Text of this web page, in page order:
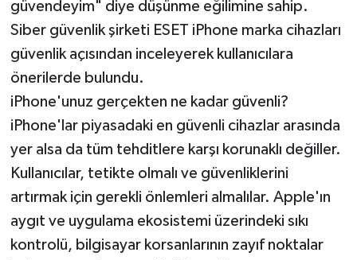
güvendeyim" diye düşünme eğilimine sahip.
Siber güvenlik şirketi ESET iPhone marka cihazları
güvenlik açısından inceleyerek kullanıcılara
önerilerde bulundu.
iPhone'unuz gerçekten ne kadar güvenli?
iPhone'lar piyasadaki en güvenli cihazlar arasında
yer alsa da tüm tehditlere karşı korunaklı değiller.
Kullanıcılar, tetikte olmalı ve güvenliklerini
artırmak için gerekli önlemleri almalılar. Apple'ın
aygıt ve uygulama ekosistemi üzerindeki sıkı
kontrolü, bilgisayar korsanlarının zayıf noktalar
Politika
Resmi İlan
Röportaj
SİYASET
Spor